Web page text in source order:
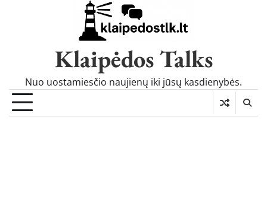
Klaipėdos Talks
Nuo uostamiesčio naujienų iki jūsų kasdienybės.